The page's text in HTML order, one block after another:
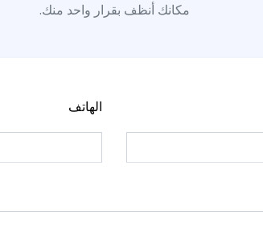
مكانك أنظف بقرار واحد منك.
الهاتف